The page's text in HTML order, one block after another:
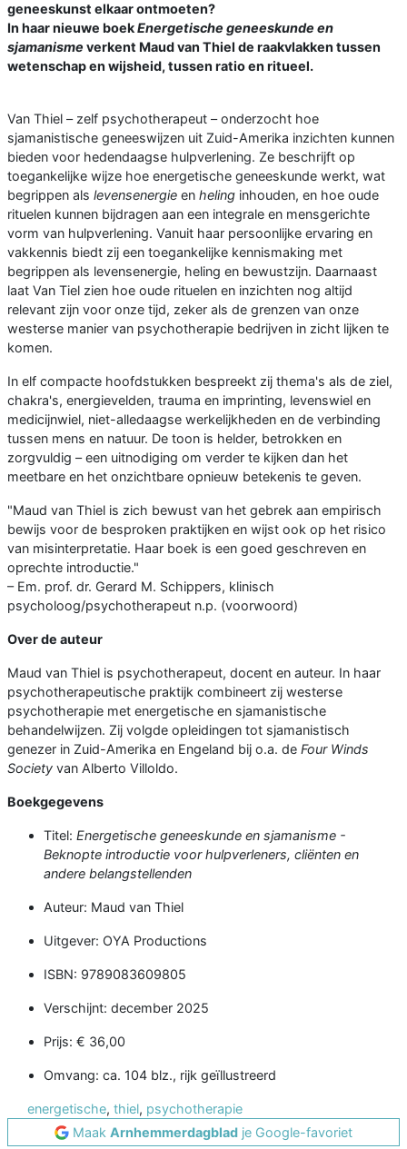
geneeskunst elkaar ontmoeten?
In haar nieuwe boekEnergetische geneeskunde en
sjamanisme verkent Maud van Thiel de raakvlakken tussen
wetenschap en wijsheid, tussen ratio en ritueel.
Van Thiel – zelf psychotherapeut – onderzocht hoe
sjamanistische geneeswijzen uit Zuid-Amerika inzichten kunnen
bieden voor hedendaagse hulpverlening. Ze beschrijft op
toegankelijke wijze hoe energetische geneeskunde werkt, wat
begrippen als levensenergie en heling inhouden, en hoe oude
rituelen kunnen bijdragen aan een integrale en mensgerichte
vorm van hulpverlening. Vanuit haar persoonlijke ervaring en
vakkennis biedt zij een toegankelijke kennismaking met
begrippen als levensenergie, heling en bewustzijn. Daarnaast
laat Van Tiel zien hoe oude rituelen en inzichten nog altijd
relevant zijn voor onze tijd, zeker als de grenzen van onze
westerse manier van psychotherapie bedrijven in zicht lijken te
komen.
In elf compacte hoofdstukken bespreekt zij thema's als de ziel,
chakra's, energievelden, trauma en imprinting, levenswiel en
medicijnwiel, niet-alledaagse werkelijkheden en de verbinding
tussen mens en natuur. De toon is helder, betrokken en
zorgvuldig – een uitnodiging om verder te kijken dan het
meetbare en het onzichtbare opnieuw betekenis te geven.
"Maud van Thiel is zich bewust van het gebrek aan empirisch
bewijs voor de besproken praktijken en wijst ook op het risico
van misinterpretatie. Haar boek is een goed geschreven en
oprechte introductie."
– Em. prof. dr. Gerard M. Schippers, klinisch
psycholoog/psychotherapeut n.p. (voorwoord)
Over de auteur
Maud van Thiel is psychotherapeut, docent en auteur. In haar
psychotherapeutische praktijk combineert zij westerse
psychotherapie met energetische en sjamanistische
behandelwijzen. Zij volgde opleidingen tot sjamanistisch
genezer in Zuid-Amerika en Engeland bij o.a. de Four Winds
Society van Alberto Villoldo.
Boekgegevens
Titel: Energetische geneeskunde en sjamanisme -
Beknopte introductie voor hulpverleners, cliënten en
andere belangstellenden
Auteur: Maud van Thiel
Uitgever: OYA Productions
ISBN: 9789083609805
Verschijnt: december 2025
Prijs: € 36,00
Omvang: ca. 104 blz., rijk geïllustreerd
energetische, thiel, psychotherapie
Maak Arnhemmerdagblad je Google-favoriet